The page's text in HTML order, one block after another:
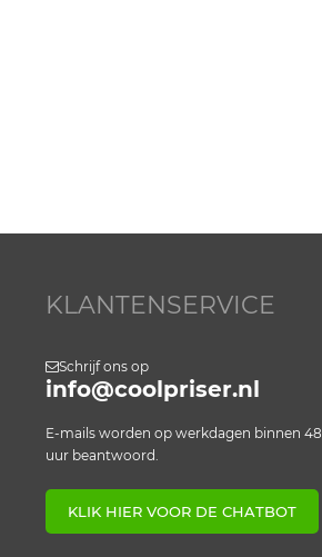
KLANTENSERVICE
Schrijf ons op
info@coolpriser.nl
E-mails worden op werkdagen binnen 48
uur beantwoord.
KLIK HIER VOOR DE CHATBOT